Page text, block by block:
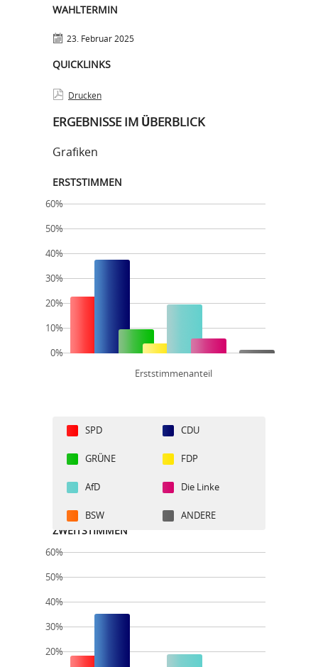
WAHLTERMIN
23. Februar 2025
QUICKLINKS
Drucken
ERGEBNISSE IM ÜBERBLICK
Grafiken
ERSTSTIMMEN
Erststimmenanteil
60%
50%
40%
30%
20%
10%
0%
SPD CDU
GRÜNE FDP
AfD Die Linke
BSW ANDERE
ZWEITSTIMMEN
60%
50%
40%
30%
20%